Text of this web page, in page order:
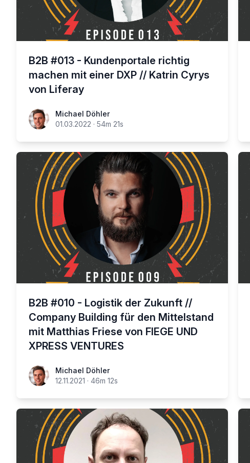
B2B #013 - Kundenportale richtig
machen mit einer DXP // Katrin Cyrys
von Liferay
Michael Döhler
01.03.2022 · 54m 21s
B2B #010 - Logistik der Zukunft //
Company Building für den Mittelstand
mit Matthias Friese von FIEGE UND
XPRESS VENTURES
Michael Döhler
12.11.2021 · 46m 12s